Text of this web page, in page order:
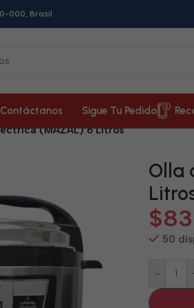
000, Brasil
Contáctanos Sigue Tu Pedido
(MAZAL) 6 Litros
Olla
$
50
-